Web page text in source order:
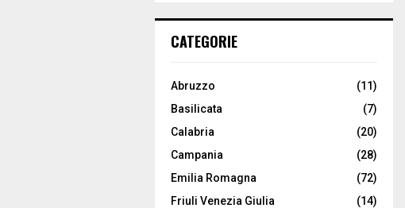
CATEGORIE
Abruzzo
(11)
Basilicata
(7)
Calabria
(20)
Campania
(28)
Emilia Romagna
(72)
Friuli Venezia Giulia
(14)